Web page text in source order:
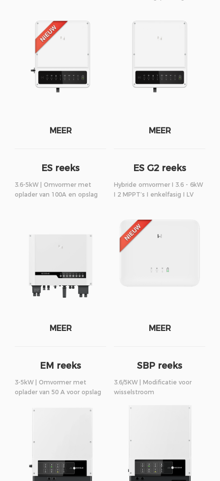
MEER MEER
ES reeks
3.6-5kW | Omvormer met
oplader van 100A en opslag
MEER
ES G2 reeks
Hybride omvormer I 3.6 - 6kW
I 2 MPPT’s I enkelfasig I LV
MEER
EM reeks
3-5kW | Omvormer met
oplader van 50 A voor opslag
SBP reeks
3.6/5KW | Modificatie voor
wisselstroom